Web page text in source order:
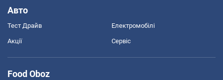
Авто
Тест Драйв Електромобілі
Акції Сервіс
Food Oboz